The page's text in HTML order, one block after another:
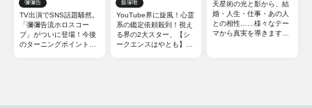
彌彌告
TV出演でSNS話題騒然。
「彌彌告流ホロスコー
プ」がついに登場！今後
のターニングポイントと
飯塚唯
YouTube界に旋風！心霊
系の鑑定依頼殺到！視え
る界の2大スター、【シ
ークエンスはやとも】
天星術の光と影から、結
婚・人生・仕事・あの人
との相性……様々なテー
マから真実を導きます